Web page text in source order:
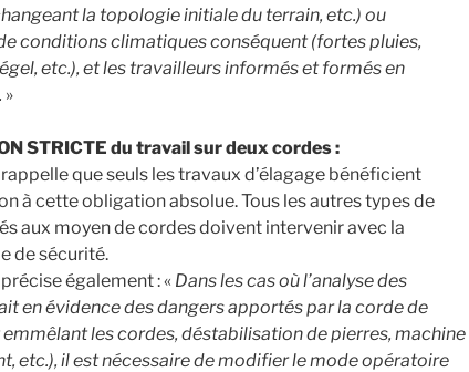
la topologie initiale du terrain, etc.) ou
conditions climatiques conséquent (fortes pluies,
etc.), et les travailleurs informés et formés en
»
STRICTE du travail sur deux cordes :
que seuls les travaux d’élagage bénéficient
à cette obligation absolue. Tous les autres types de
aux moyen de cordes doivent intervenir avec la
de sécurité.
également : « Dans les cas où l’analyse des
en évidence des dangers apportés par la corde de
les cordes, déstabilisation de pierres, machine
etc.), il est nécessaire de modifier le mode opératoire